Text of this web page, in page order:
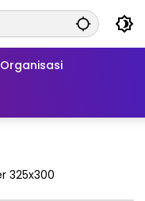
Organisasi